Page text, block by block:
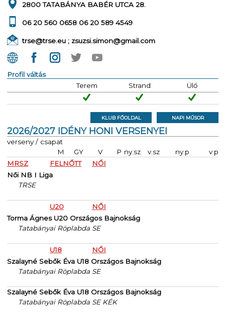
2800 TATABÁNYA BABÉR UTCA 28.
06 20 560 0658 06 20 589 4549
trse@trse.eu ; zsuzsi.simon@gmail.com
Profil váltás
Terem
Strand Ülő
KLUB FŐOLDAL NAPI MŰSOR
2026/2027 IDÉNY HONI VERSENYEI
verseny / csapat
M
GY V P ny.sz v.sz ny.p
v.p
MRSZ
FELNŐTT
NŐI
Női NB I Liga
TRSE
U20
NŐI
Torma Ágnes U20 Országos Bajnokság
Tatabányai Röplabda SE
U18
NŐI
Szalayné Sebők Éva U18 Országos Bajnokság
Tatabányai Röplabda SE
Szalayné Sebők Éva U18 Országos Bajnokság
Tatabányai Röplabda SE KÉK